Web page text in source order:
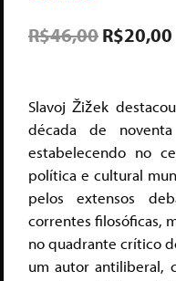
R$46,00R$20,00
Slavoj Žižek
década de
estabelecendo no
política e cultural
pelos extensos
correntes filosóficas,
no quadrante crítico
um autor antiliberal,